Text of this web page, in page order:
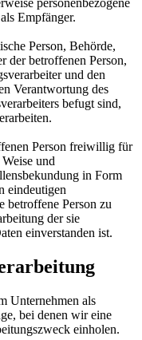
personenbezogene
Empfänger.
Person, Behörde,
der betroffenen Person,
und den
Verantwortung des
befugt sind,
Person freiwillig für
und
in Form
eindeutigen
betroffene Person zu
der sie
einverstanden ist.
Unternehmen als
bei denen wir eine
einholen.